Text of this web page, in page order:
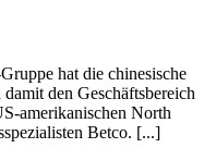
hat die chinesische
den Geschäftsbereich
amerikanischen North
Betco. [...]